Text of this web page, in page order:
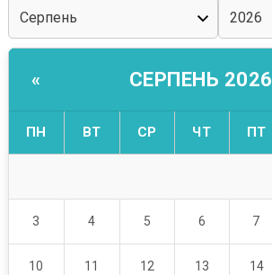
« СЕРПЕНЬ 2026
ПН ВТ СР ЧТ ПТ
3 4 5 6 7
10 11 12 13 14